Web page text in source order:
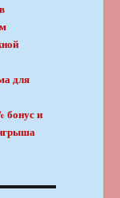
для
бонус и